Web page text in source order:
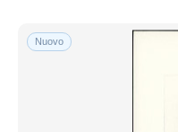
Nuovo